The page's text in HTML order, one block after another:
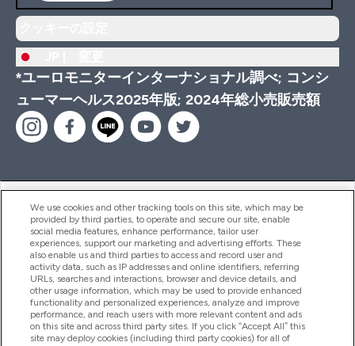
*ユーロモニターインターナショナル調べ; コンシ
ューマーヘルス2025年版; 2024年総小売販売額
ヘルプ＆ガイド
商品について
会社概要
We use cookies and other tracking tools on this site, which may be
provided by third parties, to operate and secure our site, enable
social media features, enhance performance, tailor user
experiences, support our marketing and advertising efforts. These
also enable us and third parties to access and record user and
activity data, such as IP addresses and online identifiers, referring
URLs, searches and interactions, browser and device details, and
other usage information, which may be used to provide enhanced
functionality and personalized experiences, analyze and improve
performance, and reach users with more relevant content and ads
on this site and across third party sites. If you click “Accept All” this
site may deploy cookies (including third party cookies) for all of